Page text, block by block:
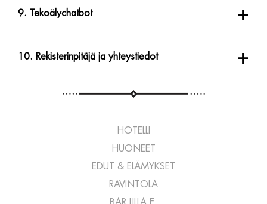
9. Tekoälychatbot +
10. Rekisterinpitäjä ja yhteystiedot +
HOTELLI
HUONEET
EDUT & ELÄMYKSET
RAVINTOLA